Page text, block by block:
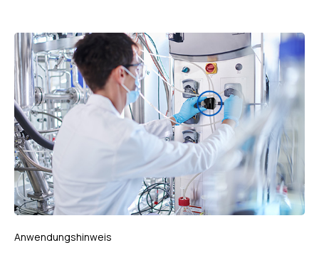
Anwendungshinweis